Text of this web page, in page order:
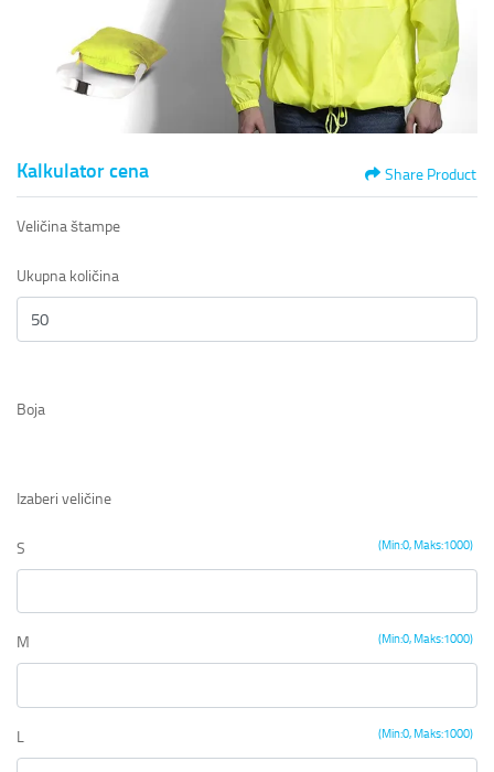
Kalkulator cena Share Product
Veličina štampe
Ukupna količina
Boja
Izaberi veličine
(Min:0, Maks:1000)
S
(Min:0, Maks:1000)
M
(Min:0, Maks:1000)
L